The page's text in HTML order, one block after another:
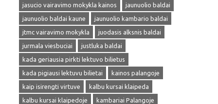
jasucio vairavimo mokykla kainos
jaunuolio baldai
jaunuolio baldai kaune
jaunuolio kambario baldai
jtmc vairavimo mokykla
juodasis alksnis baldai
jurmala viesbuciai
justluka baldai
kada geriausia pirkti lektuvo bilietus
kada pigiausi lektuvu bilietai
kainos palangoje
kaip isirengti virtuve
kalbu kursai klaipeda
kalbu kursai klaipedoje
kambariai Palangoje